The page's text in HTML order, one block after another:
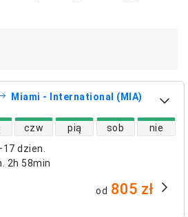
Miami - International (MIA)
dzien.
2h 58min
czw pią sob nie
od 805 zł